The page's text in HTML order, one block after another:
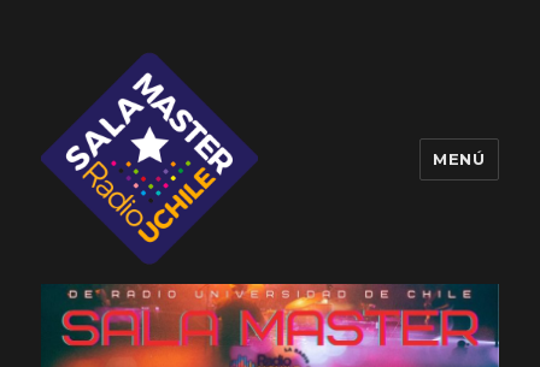
Sala Master
MENÚ